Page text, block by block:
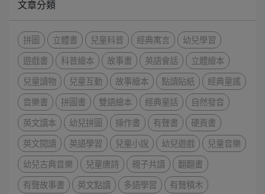
文章分類
拼圖 立體書 兒童科普 經典寓言
幼兒學習
遊戲書
科普繪本 故事書 英語會話
立體繪本
兒童讀物
兒童互動 故事繪本 點讀貼紙
經典童謠
音樂書
拼圖書 雙語繪本 經典童話
自然發音
英文讀本
幼兒拼圖 操作書 有聲書
硬頁書
英文閱讀
英語學習 兒童小說 幼兒遊戲
兒童音樂
幼兒古典音樂
兒童唐詩 親子共讀
翻翻書
有聲故事書
英文點讀 多語學習 有聲積木